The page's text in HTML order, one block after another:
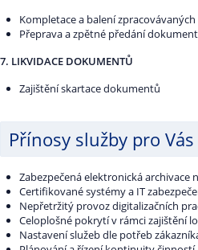
Kompletace a balení
Přeprava a zpětné předání
7. LIKVIDACE DOKUMENTŮ
Zajištění skartace dokumentů
Přínosy služby pro Vás
Zabezpečená elektronická archivace
Certifikované systémy a IT
Nepřetržitý provoz digitalizačních
Celoplošné pokrytí v rámci zajištění
Nastavení služeb dle potřeb